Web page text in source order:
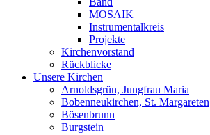
MOSAIK
Instrumentalkreis
Projekte
Kirchenvorstand
Rückblicke
Unsere Kirchen
Arnoldsgrün, Jungfrau Maria
Bobenneukirchen, St. Margareten
Bösenbrunn
Burgstein